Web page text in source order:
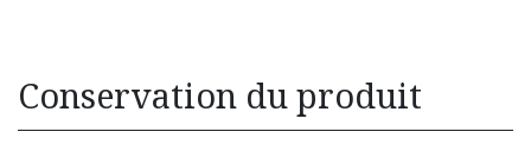
Conservation du produit